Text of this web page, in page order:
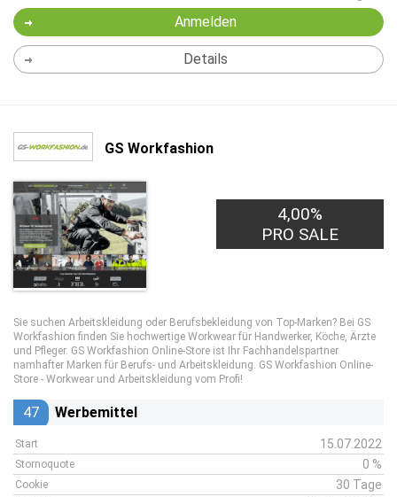
Anmelden
Details
GS Workfashion
4,00%
PRO SALE
Sie suchen Arbeitskleidung oder Berufsbekleidung von Top-Marken? Bei GS
Workfashion finden Sie hochwertige Workwear für Handwerker, Köche, Ärzte
und Pfleger. GS Workfashion Online-Store ist Ihr Fachhandelspartner
namhafter Marken für Berufs- und Arbeitskleidung. GS Workfashion Online-
Store - Workwear und Arbeitskleidung vom Profi!
47 Werbemittel
Start 15.07.2022
Stornoquote 0 %
Cookie 30 Tage